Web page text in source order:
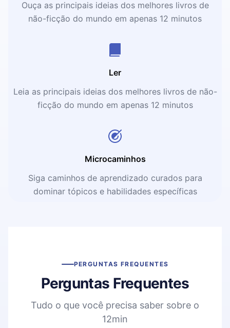
Ouça as principais ideias dos melhores livros de
não-ficção do mundo em apenas 12 minutos
Ler
Leia as principais ideias dos melhores livros de não-
ficção do mundo em apenas 12 minutos
Microcaminhos
Siga caminhos de aprendizado curados para
dominar tópicos e habilidades específicas
PERGUNTAS FREQUENTES
Perguntas Frequentes
Tudo o que você precisa saber sobre o
12min